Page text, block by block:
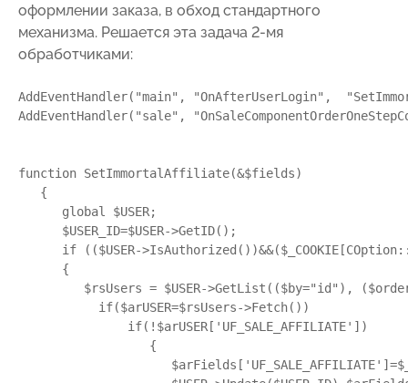
оформлении заказа, в обход стандартного
механизма. Решается эта задача 2-мя
обработчиками:
AddEventHandler("main", "OnAfterUserLogin",
AddEventHandler("sale",
function SetImmortalAffiliate(&$fields)
{
global $USER;
$USER_ID=$USER->GetID();
if (($USER-
{
$rsUsers = $USER->GetList(($by="id"),
if($arUSER=$rsUsers->Fetch())
if(!$arUSER['UF_SALE_AFFILIATE'])
{